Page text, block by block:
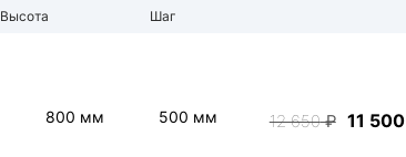
Высота Шаг
800 мм 500 мм 12 650₽ 11 500